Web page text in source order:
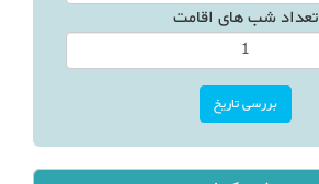
تعداد شب های اقامت